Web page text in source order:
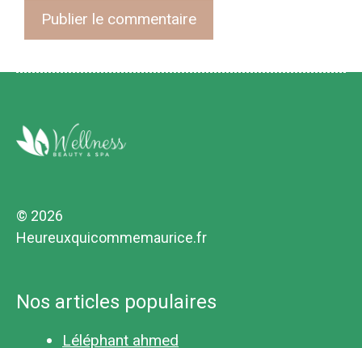
© 2026
Heureuxquicommemaurice.fr
Nos articles populaires
Léléphant ahmed